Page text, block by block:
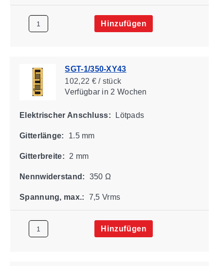
Hinzufügen
SGT-1/350-XY43
102,22 € / stück
Verfügbarin 2 Wochen
Elektrischer Anschluss: Lötpads
Gitterlänge: 1.5 mm
Gitterbreite: 2 mm
Nennwiderstand: 350 Ω
Spannung, max.: 7,5 Vrms
Hinzufügen